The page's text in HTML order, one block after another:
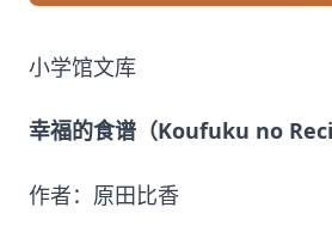
小学馆文库
幸福的食谱（Koufuku no
作者：原田比香